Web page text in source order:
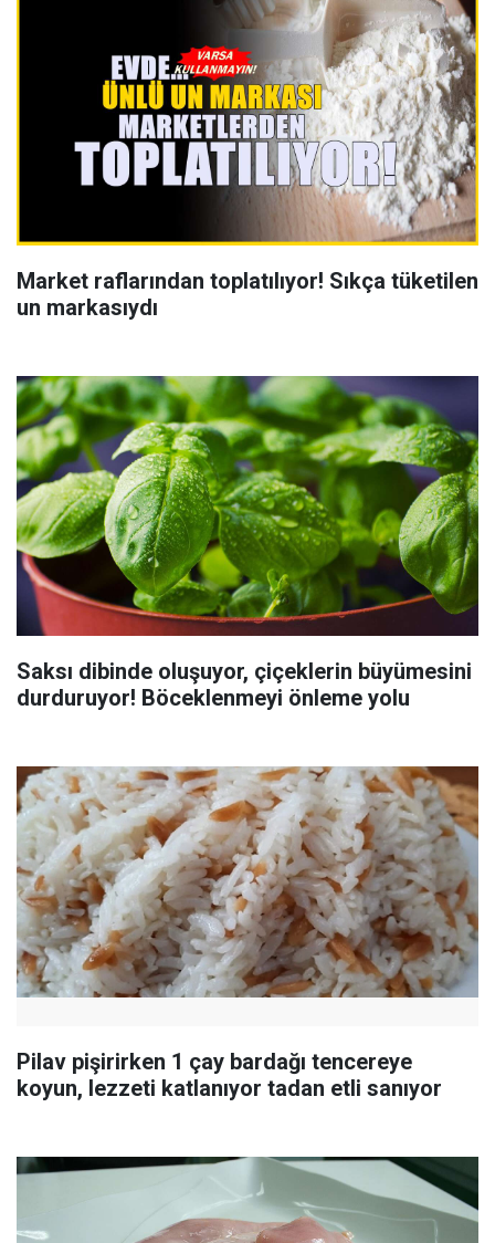
Market raflarından toplatılıyor! Sıkça tüketilen
un markasıydı
Saksı dibinde oluşuyor, çiçeklerin büyümesini
durduruyor! Böceklenmeyi önleme yolu
Pilav pişirirken 1 çay bardağı tencereye
koyun, lezzeti katlanıyor tadan etli sanıyor